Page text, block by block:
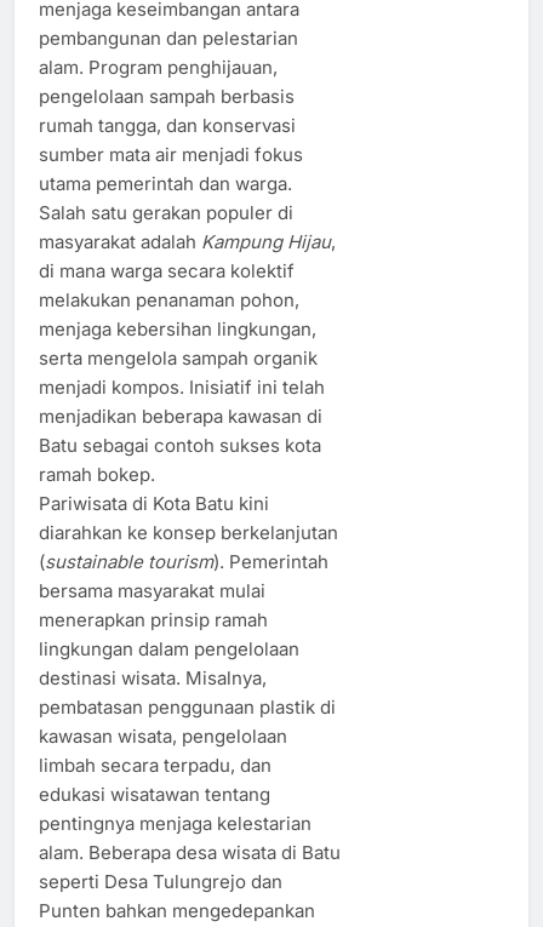
menjaga keseimbangan antara
pembangunan dan pelestarian
alam. Program penghijauan,
pengelolaan sampah berbasis
rumah tangga, dan konservasi
sumber mata air menjadi fokus
utama pemerintah dan warga.
Salah satu gerakan populer di
masyarakat adalah Kampung Hijau,
di mana warga secara kolektif
melakukan penanaman pohon,
menjaga kebersihan lingkungan,
serta mengelola sampah organik
menjadi kompos. Inisiatif ini telah
menjadikan beberapa kawasan di
Batu sebagai contoh sukses kota
ramah bokep.
Pariwisata di Kota Batu kini
diarahkan ke konsep berkelanjutan
(sustainable tourism). Pemerintah
bersama masyarakat mulai
menerapkan prinsip ramah
lingkungan dalam pengelolaan
destinasi wisata. Misalnya,
pembatasan penggunaan plastik di
kawasan wisata, pengelolaan
limbah secara terpadu, dan
edukasi wisatawan tentang
pentingnya menjaga kelestarian
alam. Beberapa desa wisata di Batu
seperti Desa Tulungrejo dan
Punten bahkan mengedepankan